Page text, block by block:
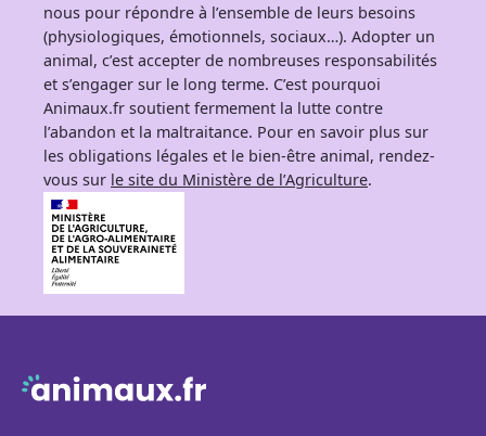
nous pour répondre à l’ensemble de leurs besoins
(physiologiques, émotionnels, sociaux…). Adopter un
animal, c’est accepter de nombreuses responsabilités
et s’engager sur le long terme. C’est pourquoi
Animaux.fr soutient fermement la lutte contre
l’abandon et la maltraitance. Pour en savoir plus sur
les obligations légales et le bien-être animal, rendez-
vous sur le site du Ministère de l’Agriculture.